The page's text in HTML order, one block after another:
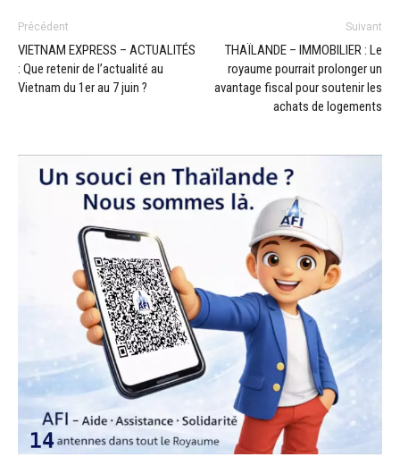
Précédent
VIETNAM EXPRESS – ACTUALITÉS
: Que retenir de l’actualité au
Vietnam du 1er au 7 juin ?
Suivant
THAÏLANDE – IMMOBILIER : Le
royaume pourrait prolonger un
avantage fiscal pour soutenir les
achats de logements